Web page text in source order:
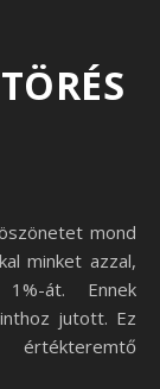
minket azzal,
át. Ennek
jutott. Ez